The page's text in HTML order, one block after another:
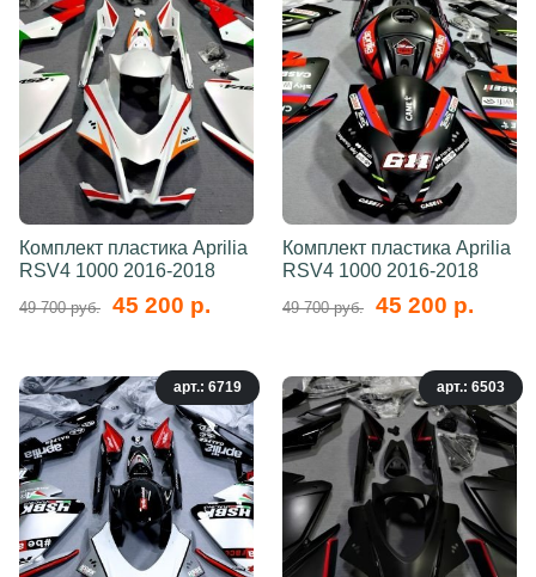
Комплект пластика Aprilia
RSV4 1000 2016-2018
49 700 руб. 45 200 р.
Комплект пластика Aprilia
RSV4 1000 2016-2018
49 700 руб. 45 200 р.
арт.: 6719 арт.: 6503